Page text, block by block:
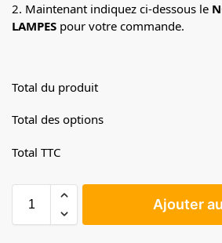
2. Maintenant indiquez ci-dessous le
LAMPES pour votre commande.
Total du produit
Total des options
Total TTC
Ajouter